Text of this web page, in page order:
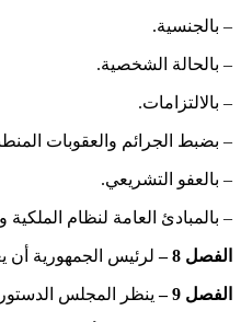
– بالجنسية.
– بالحالة الشخصية.
– بالالتزامات.
– بضبط الجرائم والعقوبات
– بالعفو التشريعي.
– بالمبادئ العامة لنظام
الفصل 8 – لرئيس الجمهورية أن
الفصل 9 – ينظر المجلس